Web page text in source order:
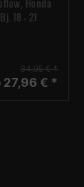
Honda
18 - 21
34,95 € *
27,96 € *